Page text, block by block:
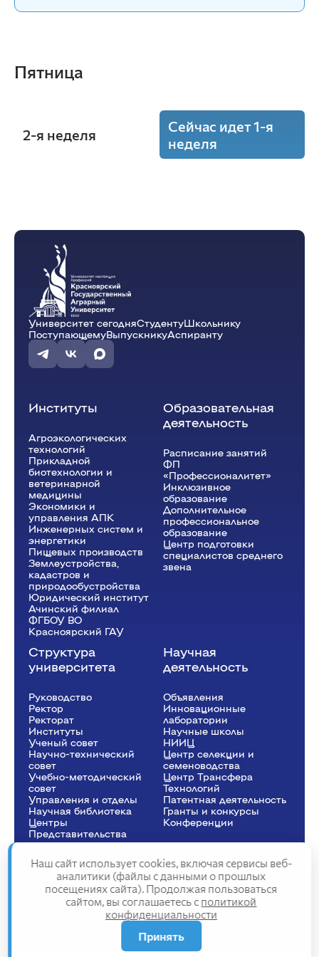
Пятница
2-я неделя
Сейчас идет 1-я
неделя
ауд. В1-35
Университет сегодняСтудентуШкольнику
ПоступающемуВыпускникуАспиранту
Институты
Агроэкологических
технологий
Прикладной
биотехнологии и
ветеринарной
медицины
Экономики и
управления АПК
Инженерных систем и
энергетики
Пищевых производств
Землеустройства,
кадастров и
природообустройства
Юридический институт
Ачинский филиал
ФГБОУ ВО
Красноярский ГАУ
Образовательная
деятельность
Расписание занятий
ФП
«Профессионалитет»
Инклюзивное
образование
Дополнительное
профессиональное
образование
Центр подготовки
специалистов среднего
звена
Структура
университета
Руководство
Ректор
Рeкторат
Институты
Ученый совет
Научно-технический
совет
Учебно-методический
совет
Управления и отделы
Научная библиотека
Центры
Представительства
Научная
деятельность
Объявления
Инновационные
лаборатории
Научные школы
НИИЦ
Центр селекции и
семеноводства
Центр Трансфера
Технологий
Патентная деятельность
Гранты и конкурсы
Конференции
Сведения об образовательной организации
Политика конфиденциальности
Структура сайта
2025
Наш сайт использует cookies, включая сервисы веб-
аналитики (файлы с данными о прошлых
посещениях сайта). Продолжая пользоваться
сайтом, вы соглашаетесь с политикой
конфиденциальности
Принять